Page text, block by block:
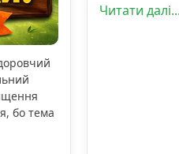
бо тема
Читати далі...